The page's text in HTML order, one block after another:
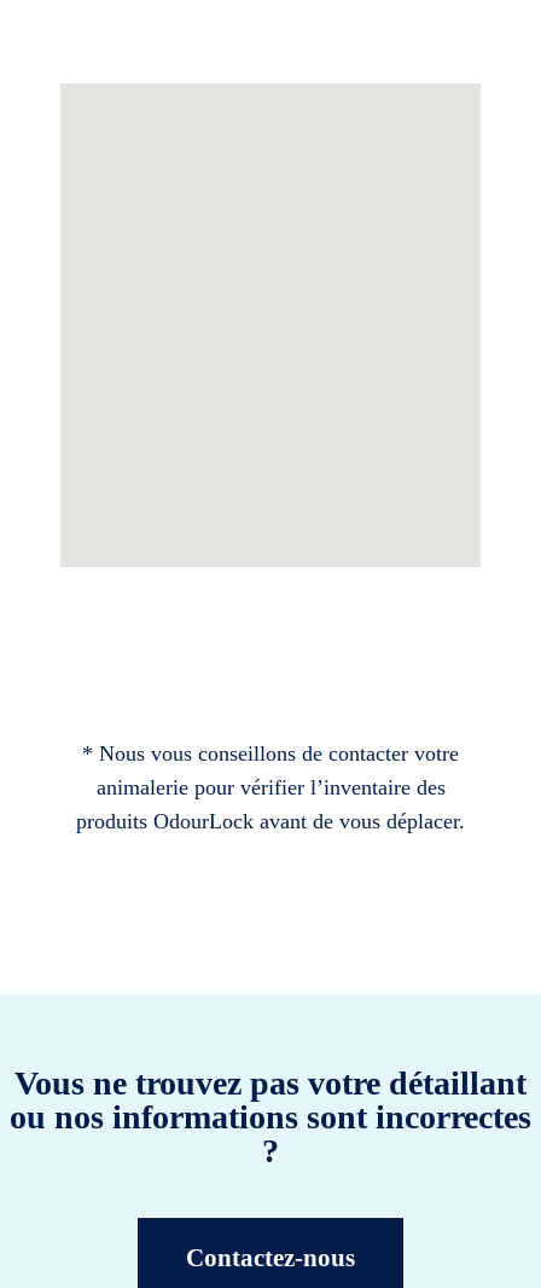
* Nous vous conseillons de contacter votre
animalerie pour vérifier l’inventaire des
produits OdourLock avant de vous déplacer.
Vous ne trouvez pas votre détaillant
ou nos informations sont incorrectes
?
Contactez-nous